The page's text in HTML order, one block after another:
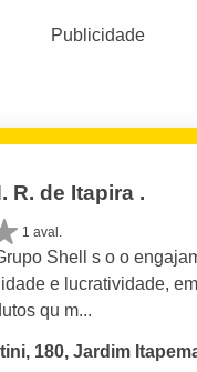
Publicidade
R. de Itapira .
1 aval.
Shell s o o
e lucratividade,
qu m...
180, Jardim